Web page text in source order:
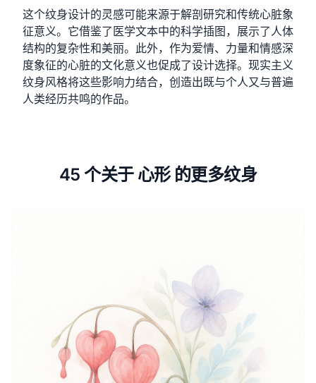
这个纹身设计的灵感可能来源于解剖研究和传统心脏象
征意义。它借鉴了医学文本中的科学插图，展示了人体
结构的复杂性和美丽。此外，作为爱情、力量和情感深
度象征的心脏的文化意义也促成了设计选择。现实主义
纹身风格将这些影响力结合，创造出既与个人又与普遍
人类经历共鸣的作品。
45 个关于 心形 的更多纹身